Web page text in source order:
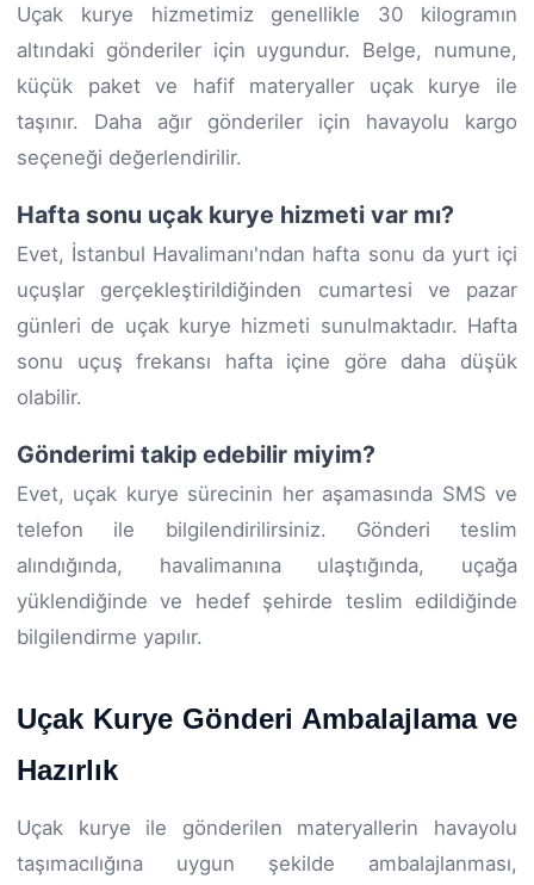
Uçak kurye hizmetimiz genellikle 30 kilogramın
altındaki gönderiler için uygundur. Belge, numune,
küçük paket ve hafif materyaller uçak kurye ile
taşınır. Daha ağır gönderiler için havayolu kargo
seçeneği değerlendirilir.
Hafta sonu uçak kurye hizmeti var mı?
Evet, İstanbul Havalimanı'ndan hafta sonu da yurt içi
uçuşlar gerçekleştirildiğinden cumartesi ve pazar
günleri de uçak kurye hizmeti sunulmaktadır. Hafta
sonu uçuş frekansı hafta içine göre daha düşük
olabilir.
Gönderimi takip edebilir miyim?
Evet, uçak kurye sürecinin her aşamasında SMS ve
telefon ile bilgilendirilirsiniz. Gönderi teslim
alındığında, havalimanına ulaştığında, uçağa
yüklendiğinde ve hedef şehirde teslim edildiğinde
bilgilendirme yapılır.
Uçak Kurye Gönderi Ambalajlama ve
Hazırlık
Uçak kurye ile gönderilen materyallerin havayolu
taşımacılığına uygun şekilde ambalajlanması,